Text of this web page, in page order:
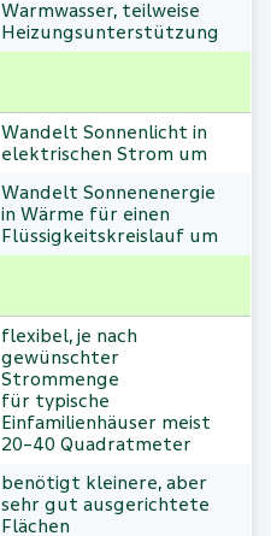
Warmwasser, teilweise
Heizungsunterstützung
Wandelt Sonnenlicht in
elektrischen Strom um
Wandelt Sonnenenergie
in Wärme für einen
Flüssigkeitskreislauf um
flexibel, je nach
gewünschter
Strommenge
für typische
Einfamilienhäuser meist
20–40 Quadratmeter
benötigt kleinere, aber
sehr gut ausgerichtete
Flächen